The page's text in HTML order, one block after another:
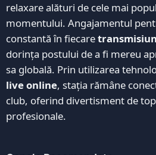
relaxare alături de cele mai
momentului. Angajamentul
constantă în fiecare
dorința postului de a fi mereu
sa globală. Prin utilizarea
live online, stația rămâne
club, oferind divertisment de
profesionale.